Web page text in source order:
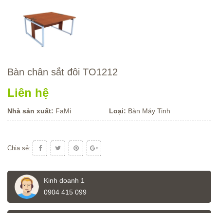
Bàn chân sắt đôi TO1212
Liên hệ
Nhà sản xuất: FaMi Loại: Bàn Máy Tinh
Chia sẻ:
Kinh doanh 1
0904 415 099